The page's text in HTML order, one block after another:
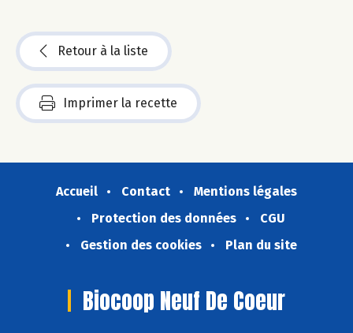
Retour à la liste
Imprimer la recette
Accueil Contact
Mentions légales
Protection des données
CGU
Gestion des cookies
Plan du site
Biocoop Neuf De Coeur